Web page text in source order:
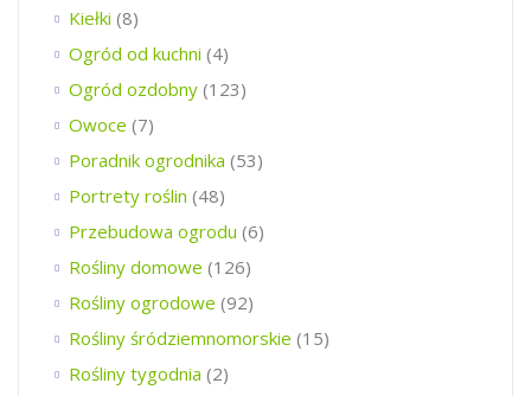
Kiełki (8)
Ogród od kuchni (4)
Ogród ozdobny (123)
Owoce (7)
Poradnik ogrodnika (53)
Portrety roślin (48)
Przebudowa ogrodu (6)
Rośliny domowe (126)
Rośliny ogrodowe (92)
Rośliny śródziemnomorskie (15)
Rośliny tygodnia (2)